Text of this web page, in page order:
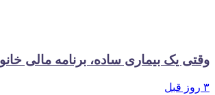
وقتی یک بیماری ساده، برنامه مالی
۳ روز قبل